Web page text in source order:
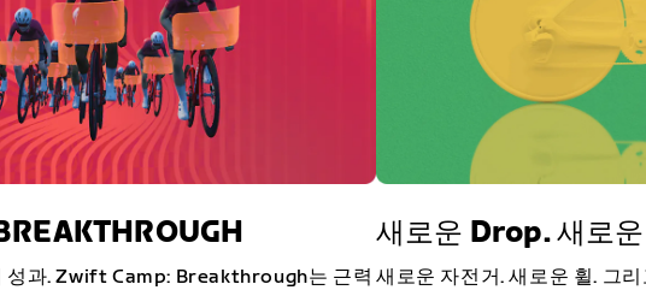
성과. Zwift Camp: Breakthrough는 근력
새로운 Drop. 새로
새로운 자전거. 새로운 휠. 그